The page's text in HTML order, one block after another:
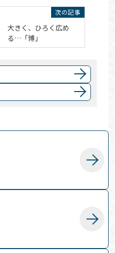
大きく、ひろく広め
る…「博」